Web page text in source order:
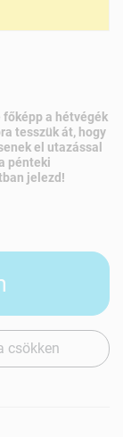
a hétvégék
tesszük át, hogy
el utazással
pénteki
jelezd!
csökken